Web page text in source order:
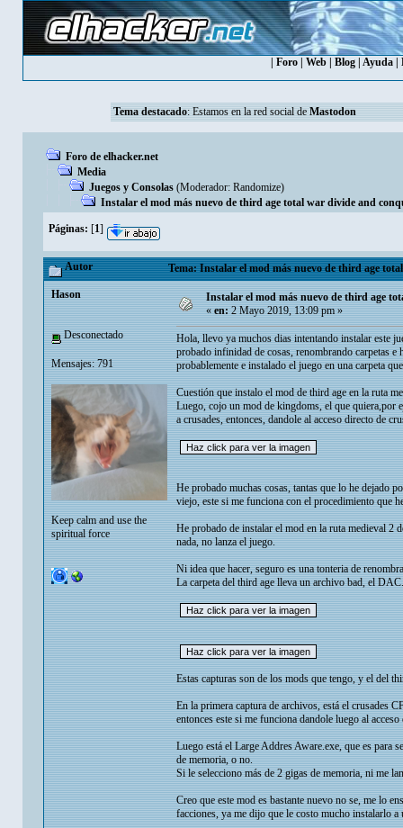
Foro Web Blog Ayuda
Tema destacado: Estamos en la red social de Mastodon
Foro de elhacker.net
Media
Juegos y Consolas (Moderador: Randomize)
Instalar el mod más nuevo de third age total war divide and
Páginas: [1]
Autor Tema: Instalar el mod más nuevo de third age
Hason
Desconectado
Mensajes: 791
Keep calm and use the
spiritual force
Instalar el mod más nuevo de third age
«en:2 Mayo 2019, 13:09 pm »
Hola, llevo ya muchos dias intentando instalar este
probado infinidad de cosas, renombrando carpetas
probablemente e instalado el juego en una carpeta
Cuestión que instalo el mod de third age en la ruta
Luego, cojo un mod de kingdoms, el que quiera,por
a crusades, entonces, dandole al acceso directo de
He probado muchas cosas, tantas que lo he dejado
viejo, este si me funciona con el procedimiento que
He probado de instalar el mod en la ruta medieval 2
nada, no lanza el juego.
Ni idea que hacer, seguro es una tonteria de
La carpeta del third age lleva un archivo bad, el
Estas capturas son de los mods que tengo, y el del
En la primera captura de archivos, está el crusades
entonces este si me funciona dandole luego al
Luego está el Large Addres Aware.exe, que es para
de memoria, o no.
Si le selecciono más de 2 gigas de memoria, ni me
Creo que este mod es bastante nuevo no se, me lo
facciones, ya me dijo que le costo mucho instalarlo